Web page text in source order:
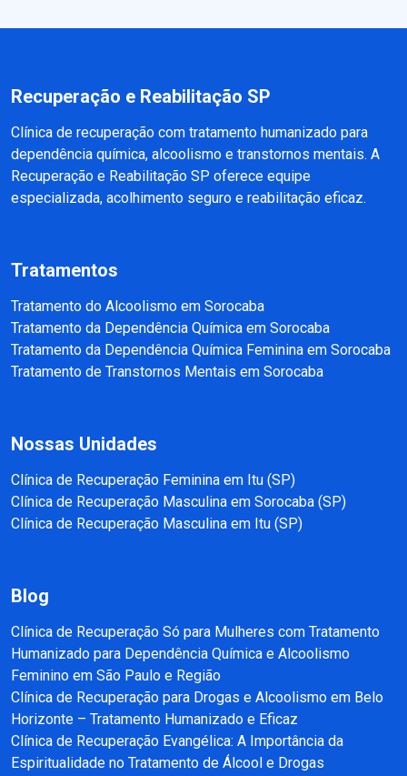
Recuperação e Reabilitação SP
Clínica de recuperação com tratamento humanizado para
dependência química, alcoolismo e transtornos mentais. A
Recuperação e Reabilitação SP oferece equipe
especializada, acolhimento seguro e reabilitação eficaz.
Tratamentos
Tratamento do Alcoolismo em Sorocaba
Tratamento da Dependência Química em Sorocaba
Tratamento da Dependência Química Feminina em Sorocaba
Tratamento de Transtornos Mentais em Sorocaba
Nossas Unidades
Clínica de Recuperação Feminina em Itu (SP)
Clínica de Recuperação Masculina em Sorocaba (SP)
Clínica de Recuperação Masculina em Itu (SP)
Blog
Clínica de Recuperação Só para Mulheres com Tratamento
Humanizado para Dependência Química e Alcoolismo
Feminino em São Paulo e Região
Clínica de Recuperação para Drogas e Alcoolismo em Belo
Horizonte – Tratamento Humanizado e Eficaz
Clínica de Recuperação Evangélica: A Importância da
Espiritualidade no Tratamento de Álcool e Drogas